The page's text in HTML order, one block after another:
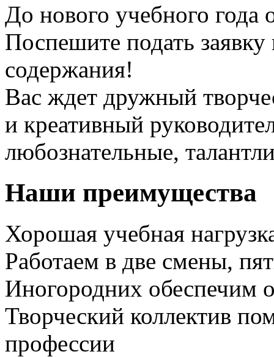
До нового учебного года
Поспешите подать
содержания!
Вас ждет дружный
и креативный
любознательные,
Наши преимущества
Хорошая учебная
Работаем в две смены,
Иногородних обеспечим
Творческий коллектив
профессии